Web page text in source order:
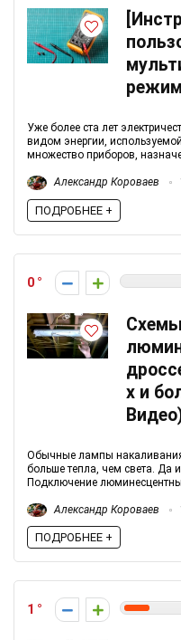
Уже более ста лет
видом энергии,
множество приборов,
Александр Короваев
ПОДРОБНЕЕ +
0
х и
Обычные лампы
больше тепла, чем света. Да
Подключение
Александр Короваев
ПОДРОБНЕЕ +
1